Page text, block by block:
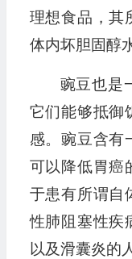
理想食品，其
体内坏胆固醇
豌豆也是
它们能够抵御
感。豌豆含有
可以降低胃癌
于患有所谓自
性肺阻塞性疾
以及滑囊炎的